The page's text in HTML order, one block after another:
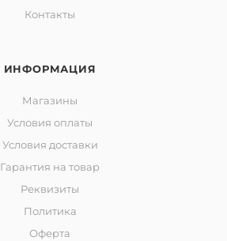
Контакты
ИНФОРМАЦИЯ
Магазины
Условия оплаты
Условия доставки
Гарантия на товар
Реквизиты
Политика
Оферта